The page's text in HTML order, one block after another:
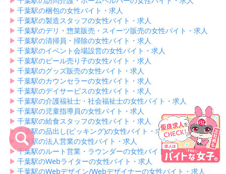
▶︎ 千葉駅の梱包の女性バイト・求人
▶︎ 千葉駅の製造スタッフの女性バイト・求人
▶︎ 千葉駅のデリ・惣菜販売・スイーツ販売の女性バイト・求人
▶︎ 千葉駅の清掃員・掃除の女性バイト・求人
▶︎ 千葉駅のイベント会場設営の女性バイト・求人
▶︎ 千葉駅のビール売り子の女性バイト・求人
▶︎ 千葉駅のグッズ販売の女性バイト・求人
▶︎ 千葉駅のカウンセラーの女性バイト・求人
▶︎ 千葉駅のデイサービスの女性バイト・求人
▶︎ 千葉駅の介護福祉士・社会福祉士の女性バイト・求人
▶︎ 千葉駅の児童指導員の女性バイト・求人
▶︎ 千葉駅の給食スタッフの女性バイト・求人
▶︎千葉駅の品出し(ピッキング)の女性バイト・求人
▶︎千葉駅の法人営業の女性バイト・求人
▶︎千葉駅のルート営業・ラウンダーの女性バイト・求人
▶︎ 千葉駅のWebライターの女性バイト・求人
▶︎ 千葉駅のWebデザイン/Webデザイナーの女性バイト・求人